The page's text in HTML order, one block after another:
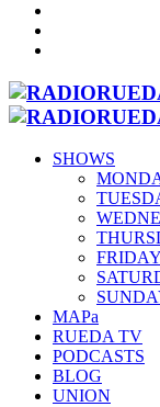
SHOWS
MAPa
RUEDA TV
PODCASTS
BLOG
UNION